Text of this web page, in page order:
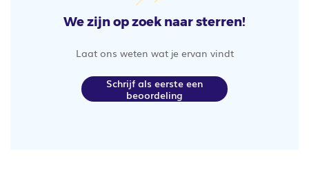
We zijn op zoek naar sterren!
Laat ons weten wat je ervan vindt
Schrijf als eerste een
beoordeling